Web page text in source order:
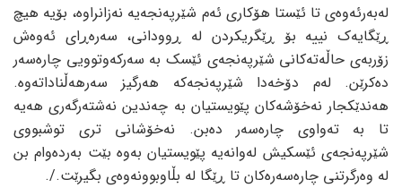
لەبەرئەوەی تا ئێستا هۆکاری ئەم شێرپەنجەیە نەزانراوە، بۆیە هیچ
ڕێگایەک نییە بۆ ڕێگریکردن لە ڕوودانی، سەرەڕای ئەوەش
زۆربەی حاڵەتەکانی شێرپەنجەی ئێسک بە سەرکەوتوویی چارەسەر
دەکرێن. لەم دۆخەدا شێرپەنجەکە هەرگیز سەرهەڵناداتەوە.
هەندێکجار نەخۆشەکان پێویستیان بە چەندین نەشتەرگەری هەیە
تا بە تەواوی چارەسەر دەبن. نەخۆشانی تری توشبووی
شێرپەنجەی ئێسکیش لەوانەیە پێویستیان بەوە بێت بەردەوام بن
لە وەرگرتنی چارەسەرەکان تا ڕێگا لە بڵاوبوونەوەی بگیرێت./.